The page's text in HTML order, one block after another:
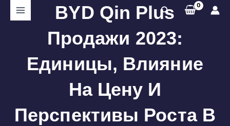
Перейти
содержимому
Поиск
BYD Qin Plus
Продажи 2023:
Единицы, Влияние
На Цену И
Перспективы Роста В